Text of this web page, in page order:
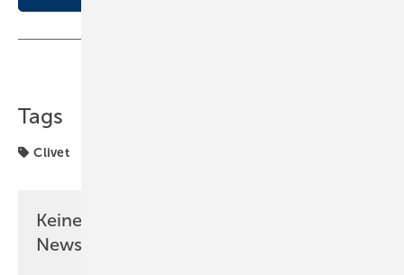
Tags
Clivet
Keine Zeit? Kein Problem mit dem SBZ
Newsletter!